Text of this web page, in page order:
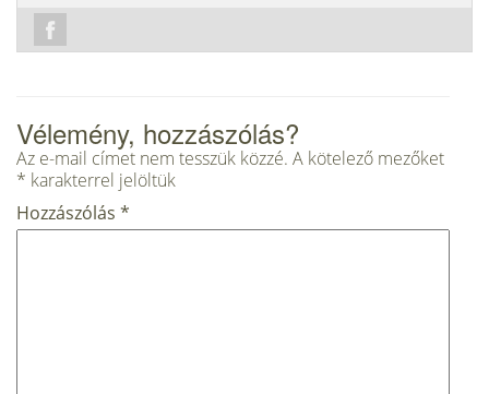
Vélemény, hozzászólás?
Az e-mail címet nem tesszük közzé. A kötelező mezőket
* karakterrel jelöltük
Hozzászólás *